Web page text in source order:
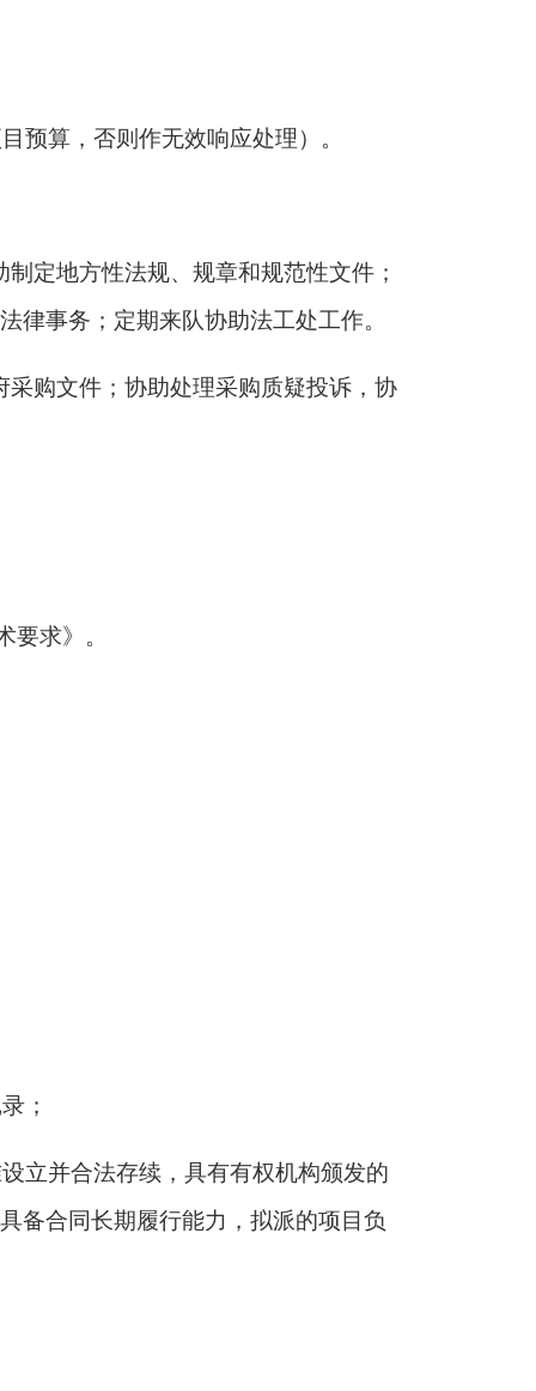
预算，否则作无效响应处理）。
定地方性法规、规章和规范性文件；
律事务；定期来队协助法工处工作。
购文件；协助处理采购质疑投诉，协
要求》。
；
立并合法存续，具有有权机构颁发的
备合同长期履行能力，拟派的项目负